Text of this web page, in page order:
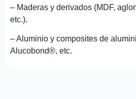
– Maderas y derivados (MDF,
etc.).
– Aluminio y composites de
Alucobond®, etc.